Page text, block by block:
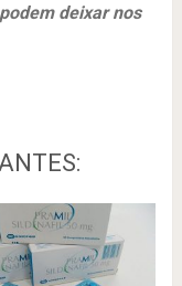
deixar nos